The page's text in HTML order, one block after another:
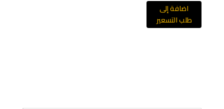
اضافة إلى
طلب التسعير